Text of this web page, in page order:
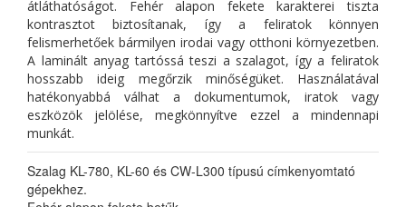
átláthatóságot. Fehér alapon fekete karakterei tiszta
kontrasztot biztosítanak, így a feliratok könnyen
felismerhetőek bármilyen irodai vagy otthoni környezetben.
A laminált anyag tartóssá teszi a szalagot, így a feliratok
hosszabb ideig megőrzik minőségüket. Használatával
hatékonyabbá válhat a dokumentumok, iratok vagy
eszközök jelölése, megkönnyítve ezzel a mindennapi
munkát.
Szalag KL-780, KL-60 és CW-L300 típusú címkenyomtató
gépekhez.